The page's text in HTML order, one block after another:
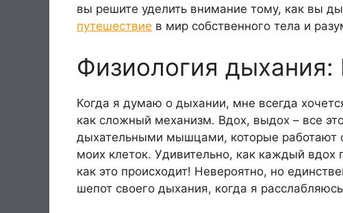
вы решите уделить внимание тому, как вы
путешествие в мир собственного тела и
Физиология дыхания:
Когда я думаю о дыхании, мне всегда
как сложный механизм. Вдох, выдох – все
дыхательными мышцами, которые работают
моих клеток. Удивительно, как каждый
как это происходит! Невероятно, но
шепот своего дыхания, когда я